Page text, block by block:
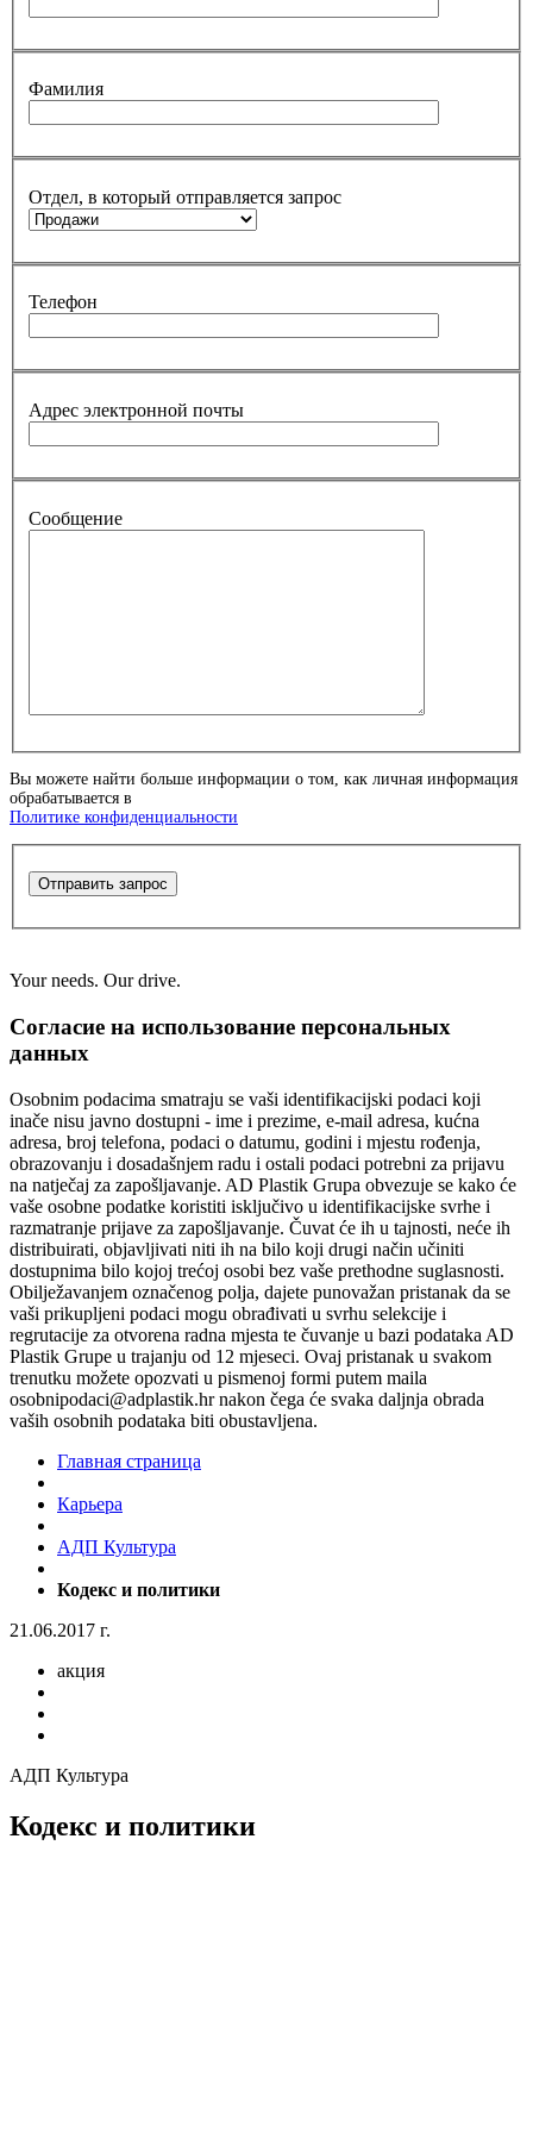
Фамилия
Отдел, в который отправляется запрос
Телефон
Адрес электронной почты
Сообщение
Вы можете найти больше информации о том, как личная информация
обрабатывается в
Политике конфиденциальности
Отправить запрос
Your needs. Our drive.
Согласие на использование персональных
данных
Osobnim podacima smatraju se vaši identifikacijski podaci koji
inače nisu javno dostupni - ime i prezime, e-mail adresa, kućna
adresa, broj telefona, podaci o datumu, godini i mjestu rođenja,
obrazovanju i dosadašnjem radu i ostali podaci potrebni za prijavu
na natječaj za zapošljavanje. AD Plastik Grupa obvezuje se kako će
vaše osobne podatke koristiti isključivo u identifikacijske svrhe i
razmatranje prijave za zapošljavanje. Čuvat će ih u tajnosti, neće ih
distribuirati, objavljivati niti ih na bilo koji drugi način učiniti
dostupnima bilo kojoj trećoj osobi bez vaše prethodne suglasnosti.
Obilježavanjem označenog polja, dajete punovažan pristanak da se
vaši prikupljeni podaci mogu obrađivati u svrhu selekcije i
regrutacije za otvorena radna mjesta te čuvanje u bazi podataka AD
Plastik Grupe u trajanju od 12 mjeseci. Ovaj pristanak u svakom
trenutku možete opozvati u pismenoj formi putem maila
osobnipodaci@adplastik.hr nakon čega će svaka daljnja obrada
vaših osobnih podataka biti obustavljena.
Главная страница
Карьера
AДП Культура
Кодекс и политики
21.06.2017 г.
акция
АДП Культура
Кодекс и политики